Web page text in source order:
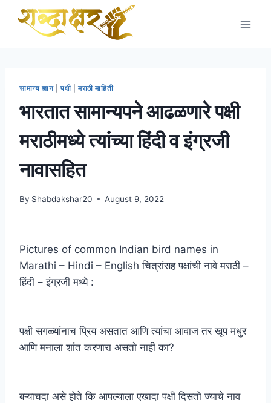
सामान्य ज्ञान| पक्षी| मराठी माहिती
भारतात सामान्यपने आढळणारे पक्षी
मराठीमध्ये त्यांच्या हिंदी व इंग्रजी
नावासहित
By Shabdakshar20 August 9, 2022
Pictures of common Indian bird names in
Marathi – Hindi – English चित्रांसह पक्षांची नावे मराठी –
हिंदी – इंग्रजी मध्ये :
पक्षी सगळ्यांनाच प्रिय असतात आणि त्यांचा आवाज तर खूप मधुर
आणि मनाला शांत करणारा असतो नाही का?
बऱ्याचदा असे होते कि आपल्याला एखादा पक्षी दिसतो ज्याचे नाव